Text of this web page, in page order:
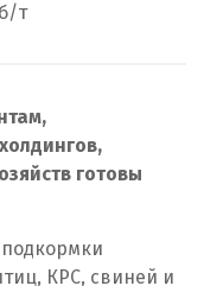
т
готовы
КРС, свиней и